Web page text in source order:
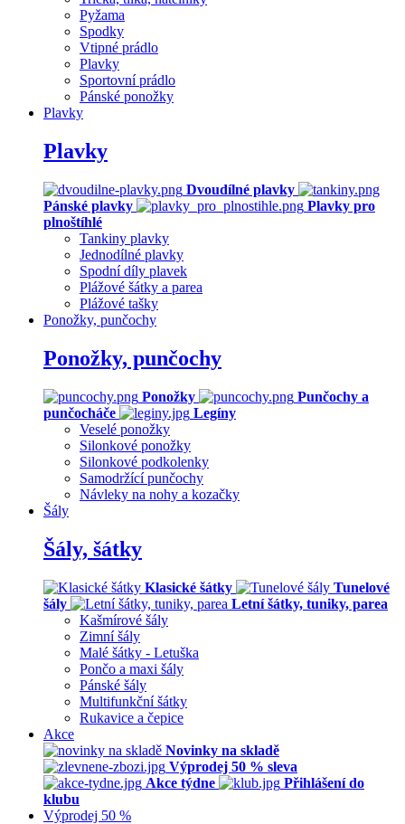
Pyžama
Spodky
Vtipné prádlo
Plavky
Sportovní prádlo
Pánské ponožky
Plavky
Plavky
Dvoudílné plavky
Pánské plavky
Plavky pro
plnoštíhlé
Tankiny plavky
Jednodílné plavky
Spodní díly plavek
Plážové šátky a parea
Plážové tašky
Ponožky, punčochy
Ponožky, punčochy
Ponožky
Punčochy a
punčocháče
Legíny
Veselé ponožky
Silonkové ponožky
Silonkové podkolenky
Samodržící punčochy
Návleky na nohy a kozačky
Šály
Šály, šátky
Klasické šátky
Tunelové
šály
Letní šátky, tuniky, parea
Kašmírové šály
Zimní šály
Malé šátky - Letuška
Pončo a maxi šály
Pánské šály
Multifunkční šátky
Rukavice a čepice
Akce
Novinky na skladě
Výprodej 50 % sleva
Akce týdne
Přihlášení do
klubu
Výprodej 50 %